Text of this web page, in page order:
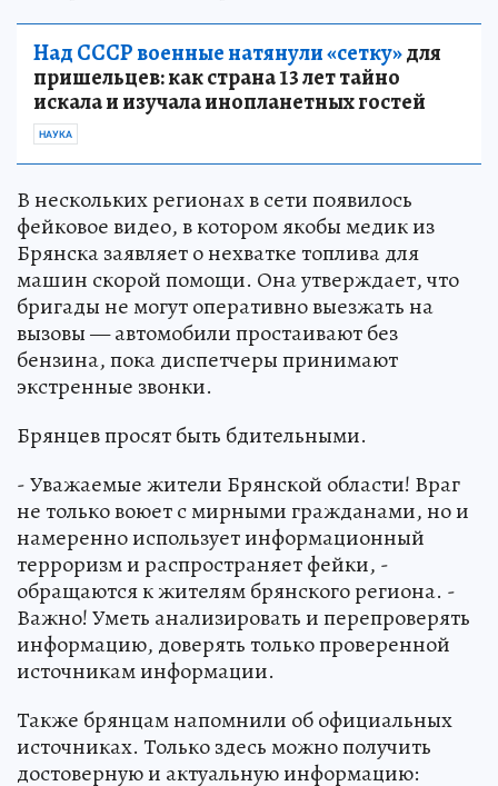
Над СССР военные натянули «сетку»для
пришельцев: как страна 13 лет тайно
искала и изучала инопланетных гостей
НАУКА
В нескольких регионах в сети появилось
фейковое видео, в котором якобы медик из
Брянска заявляет о нехватке топлива для
машин скорой помощи. Она утверждает, что
бригады не могут оперативно выезжать на
вызовы — автомобили простаивают без
бензина, пока диспетчеры принимают
экстренные звонки.
Брянцев просят быть бдительными.
- Уважаемые жители Брянской области! Враг
не только воюет с мирными гражданами, но и
намеренно использует информационный
терроризм и распространяет фейки, -
обращаются к жителям брянского региона. -
Важно! Уметь анализировать и перепроверять
информацию, доверять только проверенной
источникам информации.
Также брянцам напомнили об официальных
источниках. Только здесь можно получить
достоверную и актуальную информацию: